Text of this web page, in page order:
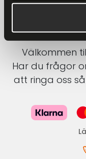
Välkommen
Har du frågor
att ringa oss